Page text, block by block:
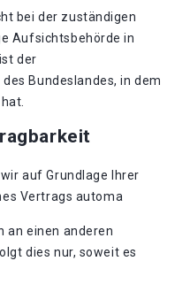
bei der zuständigen
Aufsichtsbehörde in
der
Bundeslandes, in dem
auf Grundlage Ihrer
Vertrags automa
an einen anderen
dies nur, soweit es